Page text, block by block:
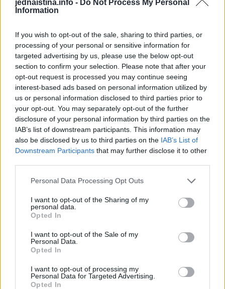
jednaistina.info - Do Not Process My Personal
Information
If you wish to opt-out of the sale, sharing to third parties, or
processing of your personal or sensitive information for
targeted advertising by us, please use the below opt-out
section to confirm your selection. Please note that after your
opt-out request is processed you may continue seeing
interest-based ads based on personal information utilized by
us or personal information disclosed to third parties prior to
your opt-out. You may separately opt-out of the further
disclosure of your personal information by third parties on the
IAB’s list of downstream participants. This information may
also be disclosed by us to third parties on the IAB’s List of
Downstream Participants that may further disclose it to other
Personal Data Processing Opt Outs
I want to opt-out of the Sharing of my
personal data.
Opted In
I want to opt-out of the Sale of my
Personal Data.
Opted In
I want to opt-out of processing my
Personal Data for Targeted Advertising.
Opted In
njegova objava brzo je postala viralni hit na društvenim
On je korisnike upitao mogu li pogoditi o kojoj je životinji
riječ, a onda su krenula brojna nagađanja. Na fotografiji se,
naime, vide sivi prsti s noktima kako proviruju ispod debla,
a mnogi su nagađali da pripadaju čimpanzi, languru, pa
čak i gorili. Međutim svi su odgovori bili netačni.
Nakon što niko nije mogao otkriti o čemu je zapravo riječ,
Nanda je otkrio da je riječ o gljivama koje se zovu
mrtvačevi prsti.
Neobično ime dobile su jer izgledaju baš poput prstiju
mrtvaca, a inače rastu od dvije do pet zajedno. Česte su u
šumama i šumskim predjelima, a najčešće rastu iz srušenih
drveća i trulih panjeva.
konzistencije ipak ne konzumiraju, prenosi Večernji.